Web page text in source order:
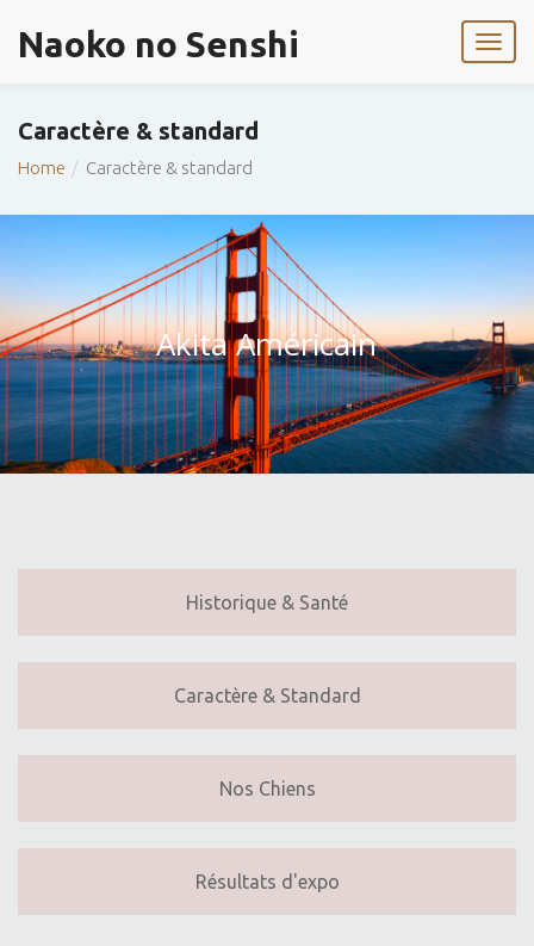
Naoko no Senshi
Caractère & standard
Home Caractère & standard
Akita Américain
Historique & Santé
Caractère & Standard
Nos Chiens
Résultats d'expo